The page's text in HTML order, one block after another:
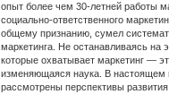
опыт более чем 30-летней работы
социально-ответственного
общему признанию, сумел
маркетинга. Не останавливаясь на
которые охватывает маркетинг —
изменяющаяся наука. В настоящем
рассмотрены перспективы развития